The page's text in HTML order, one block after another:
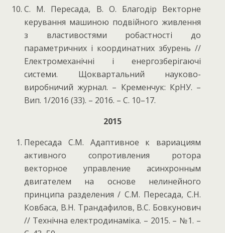
С. М. Пересада, В. О. Благодір Векторне
керування машиною подвійного живлення
з властивостями робастності до
параметричних і координатних збурень //
Електромеханічні і енергозберігаючі
системи. Щоквартальний науково-
виробничий журнал. – Кременчук: КрНУ. –
Вип. 1/2016 (33). – 2016. – С. 10–17.
2015
Пересада С.М. Адаптивное к вариациям
активного сопротивления ротора
векторное управление асинхронным
двигателем на основе нелинейного
принципа разделения / С.М. Пересада, С.Н.
Ковбаса, В.Н. Трандафилов, В.С. Бовкунович
// Технічна електродинаміка. – 2015. – №1. –